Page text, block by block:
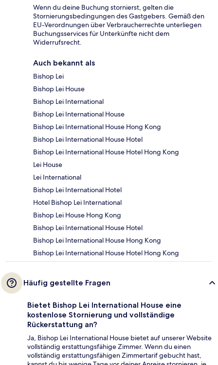
Wenn du deine Buchung stornierst, gelten die
Stornierungsbedingungen des Gastgebers. Gemäß den
EU-Verordnungen über Verbraucherrechte unterliegen
Buchungsservices für Unterkünfte nicht dem
Widerrufsrecht.
Auch bekannt als
Bishop Lei
Bishop Lei House
Bishop Lei International
Bishop Lei International House
Bishop Lei International House Hong Kong
Bishop Lei International House Hotel
Bishop Lei International House Hotel Hong Kong
Lei House
Lei International
Bishop Lei International Hotel
Hotel Bishop Lei International
Bishop Lei House Hong Kong
Bishop Lei International House Hotel
Bishop Lei International House Hong Kong
Bishop Lei International House Hotel Hong Kong
Häufig gestellte Fragen
Bietet Bishop Lei International House eine
kostenlose Stornierung und vollständige
Rückerstattung an?
Ja, Bishop Lei International House bietet auf unserer Website
vollständig erstattungsfähige Zimmer. Wenn du einen
vollständig erstattungsfähigen Zimmertarif gebucht hast,